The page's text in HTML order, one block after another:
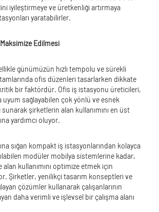
iyileştirmeye ve üretkenliği artırmaya
yaratabilirler.
Edilmesi
günümüzün hızlı tempolu ve sürekli
ofis düzenleri tasarlarken dikkate
kritik bir faktördür. Ofis iş istasyonu üreticileri,
uyum sağlayabilen çok yönlü ve esnek
şirketlerin alan kullanımını en üst
yardımcı oluyor.
sığan kompakt iş istasyonlarından kolayca
modüler mobilya sistemlerine kadar,
kullanımını optimize etmek için
Şirketler, yenilikçi tasarım konseptleri ve
çözümler kullanarak çalışanlarının
daha verimli ve işlevsel bir çalışma alanı